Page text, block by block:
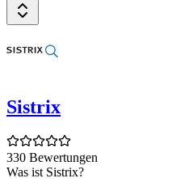
✓ Cloudbasierte SaaS-Lösung
Erstellung und Content-
Sistrix
330 Bewertungen
Was ist Sistrix?